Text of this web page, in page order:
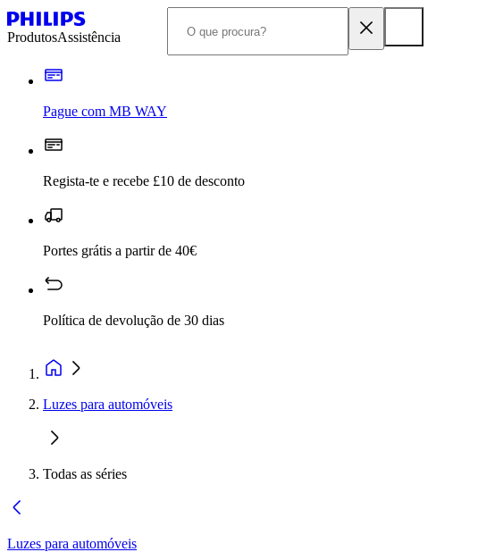
ProdutosAssistência
Pague com MB WAY
Regista-te e recebe £10 de desconto
Portes grátis a partir de 40€
Política de devolução de 30 dias
Luzes para automóveis
Todas as séries
Luzes para automóveis